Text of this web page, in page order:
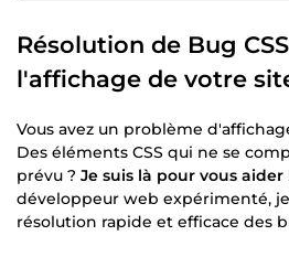
Résolution de Bug
l'affichage de votre
Vous avez un problème
Des éléments CSS qui ne se
prévu ? Je suis là pour vous aider
développeur web expérimenté,
résolution rapide et efficace des